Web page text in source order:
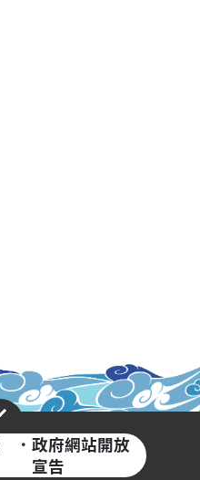
·政府網站開放
宣告